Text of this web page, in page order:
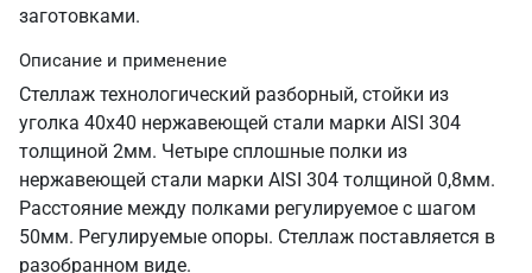
заготовками.
Описание и применение
Стеллаж технологический разборный, стойки из
уголка 40х40 нержавеющей стали марки AISI 304
толщиной 2мм. Четыре сплошные полки из
нержавеющей стали марки AISI 304 толщиной 0,8мм.
Расстояние между полками регулируемое с шагом
50мм. Регулируемые опоры. Стеллаж поставляется в
разобранном виде.